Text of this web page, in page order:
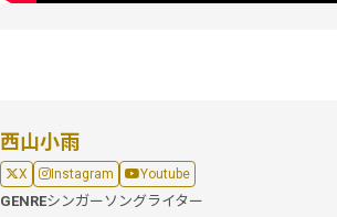
西山小雨
X Instagram Youtube
GENREシンガーソングライター